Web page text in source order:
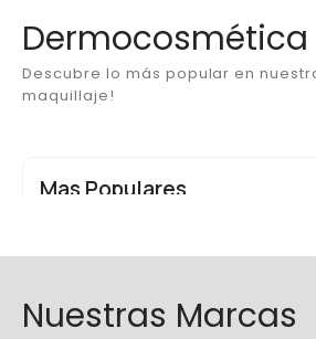
Dermocosmética
Descubre lo más popular en
maquillaje!
Mas Populares
Nuestras Marcas